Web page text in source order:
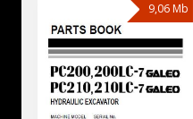
9,06 Mb